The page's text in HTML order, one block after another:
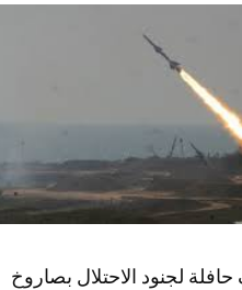
لجنود الاحتلال بصاروخ